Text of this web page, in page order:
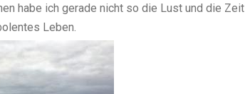
habe ich gerade nicht so die Lust und die Zeit
Leben.